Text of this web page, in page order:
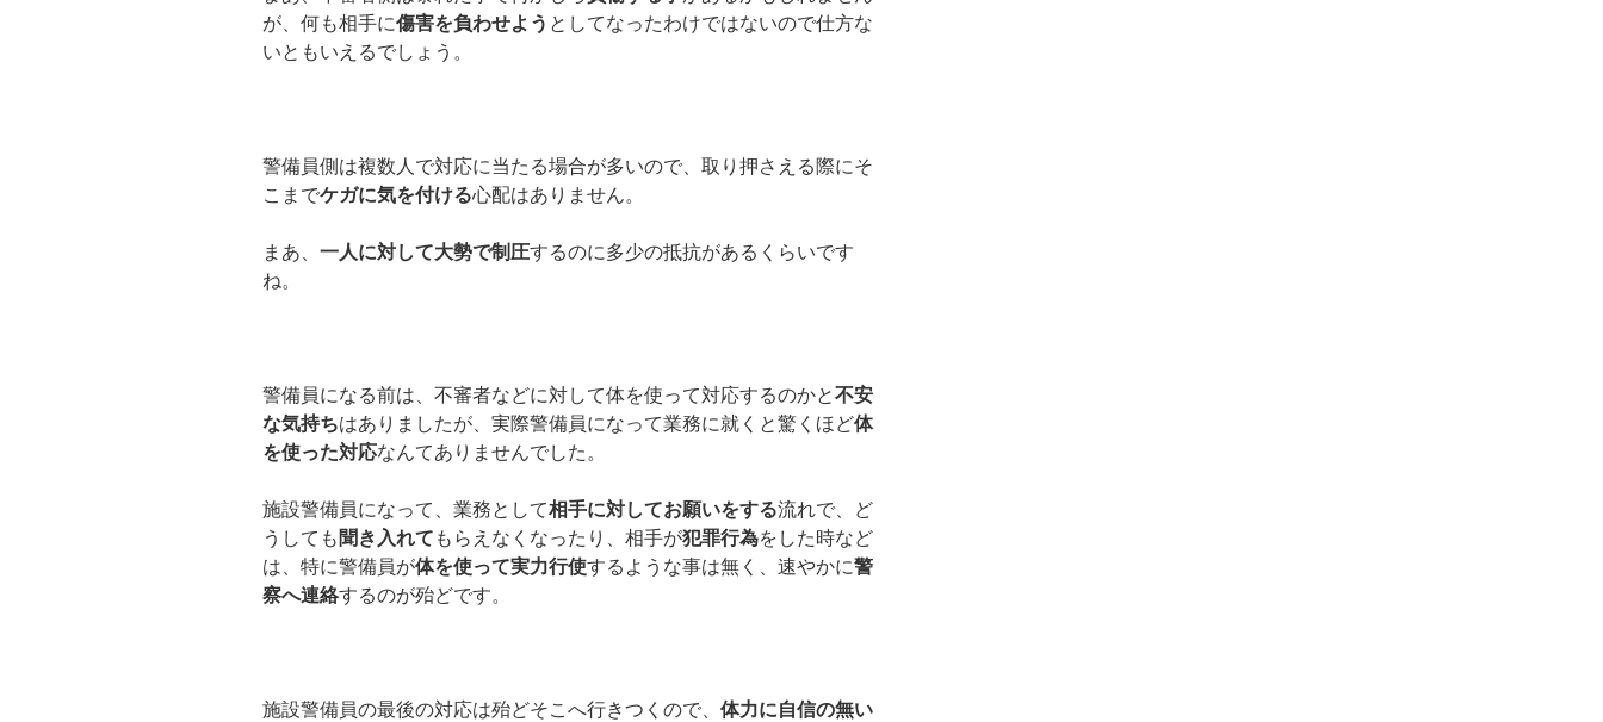
が、何も相手に傷害を負わせよう としてなったわけではないので仕方な
いともいえるでしょう。
警備員側は複数人で対応に当たる場合が多いので、取り押さえる際にそ
こまでケガに気を付ける心配はありません。
まあ、 一人に対して大勢で制圧するのに多少の抵抗があるくらいです
ね。
警備員になる前は、不審者などに対して体を使って対応するのかと不安
な気持ちはありましたが、実際警備員になって業務に就くと驚くほど体
を使った対応なんてありませんでした。
施設警備員になって、業務として相手に対してお願いをする流れで、ど
うしても 聞き入れて もらえなくなったり、相手が犯罪行為をした時など
は、特に警備員が体を使って実力行使するような事は無く、速やかに警
察へ連絡するのが殆どです。
施設警備員の最後の対応は殆どそこへ行きつくので、 体力に自信の無い